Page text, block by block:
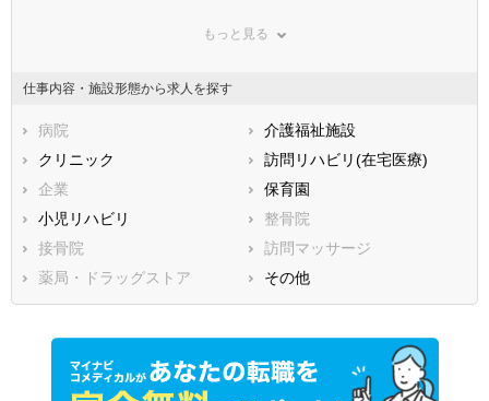
神奈川県
石川県
福井県
静岡県
三重県
滋賀県
大阪府
兵庫県
鳥取県
広島県
徳島県
香川県
愛媛県
福岡県
佐賀県
長崎県
熊本県
大分県
宮崎県
鹿児島県
沖縄県
もっと見る
仕事内容・施設形態から求人を探す
病院
介護福祉施設
クリニック
訪問リハビリ(在宅医療)
企業
保育園
小児リハビリ
整骨院
接骨院
訪問マッサージ
薬局・ドラッグストア
その他